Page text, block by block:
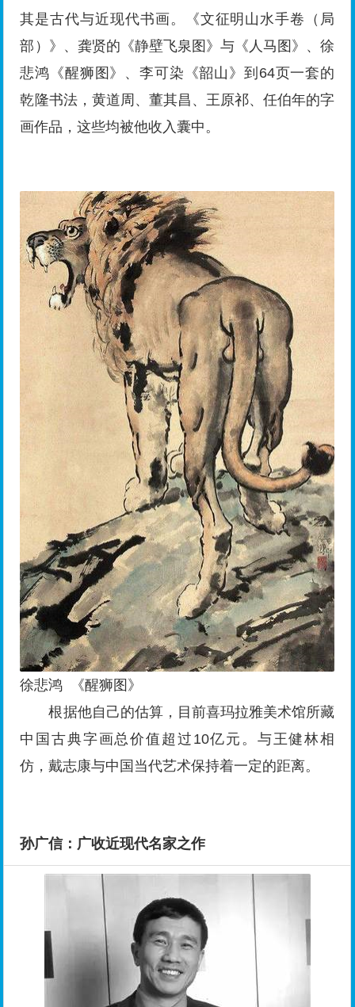
其是古代与近现代书画。《文征明山水手卷（局
部）》、龚贤的《静壁飞泉图》与《人马图》、徐
悲鸿《醒狮图》、李可染《韶山》到64页一套的
乾隆书法，黄道周、董其昌、王原祁、任伯年的字
画作品，这些均被他收入囊中。
徐悲鸿 《醒狮图》
根据他自己的估算，目前喜玛拉雅美术馆所藏
中国古典字画总价值超过10亿元。与王健林相
仿，戴志康与中国当代艺术保持着一定的距离。
孙广信：广收近现代名家之作